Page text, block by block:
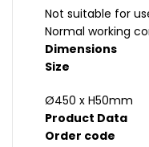
Not suitable for
Normal working
Dimensions
Size
Ø450 x H50mm
Product Data
Order code